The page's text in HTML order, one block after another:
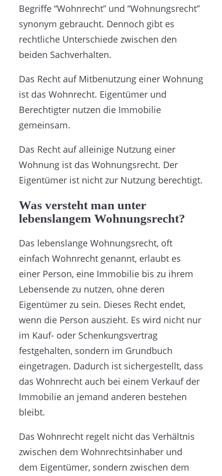
Begriffe “Wohnrecht” und “Wohnungsrecht”
synonym gebraucht. Dennoch gibt es
rechtliche Unterschiede zwischen den
beiden Sachverhalten.
Das Recht auf Mitbenutzung einer Wohnung
ist das Wohnrecht. Eigentümer und
Berechtigter nutzen die Immobilie
gemeinsam.
Das Recht auf alleinige Nutzung einer
Wohnung ist das Wohnungsrecht. Der
Eigentümer ist nicht zur Nutzung berechtigt.
Was versteht man unter
lebenslangem Wohnungsrecht?
Das lebenslange Wohnungsrecht, oft
einfach Wohnrecht genannt, erlaubt es
einer Person, eine Immobilie bis zu ihrem
Lebensende zu nutzen, ohne deren
Eigentümer zu sein. Dieses Recht endet,
wenn die Person auszieht. Es wird nicht nur
im Kauf- oder Schenkungsvertrag
festgehalten, sondern im Grundbuch
eingetragen. Dadurch ist sichergestellt, dass
das Wohnrecht auch bei einem Verkauf der
Immobilie an jemand anderen bestehen
bleibt.
Das Wohnrecht regelt nicht das Verhältnis
zwischen dem Wohnrechtsinhaber und
dem Eigentümer, sondern zwischen dem